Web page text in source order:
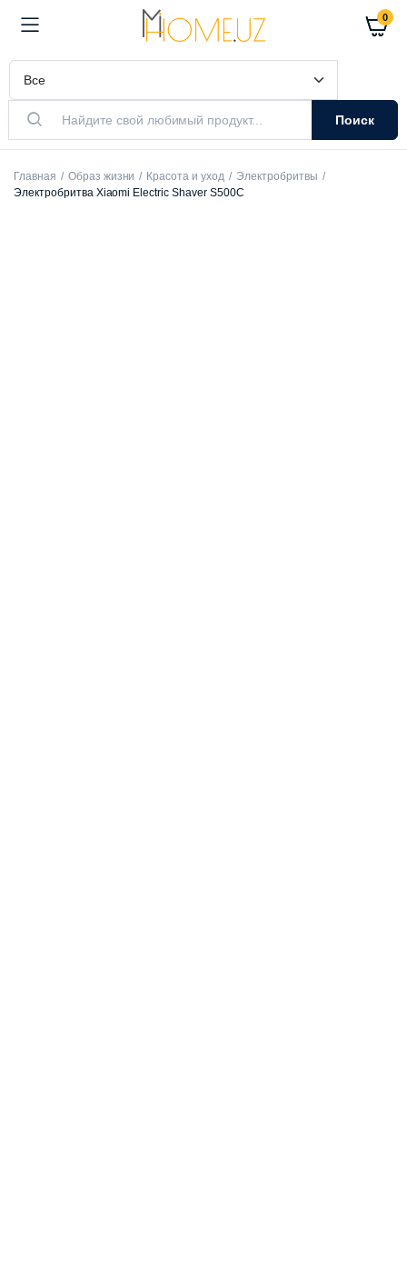
0
Поиск
Главная Образ жизни Красота и уход
Электробритвы
Электробритва Xiaomi Electric Shaver S500C